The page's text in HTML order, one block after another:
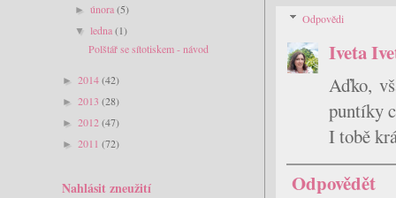
Odpovědi
Iveta
Aďko,
puntíky
I tobě
Odpovědět
►února(5)
▼ledna(1)
Polštář se sítotiskem - návod
► 2014(42)
► 2013 (28)
► 2012(47)
► 2011 (72)
Nahlásit zneužití